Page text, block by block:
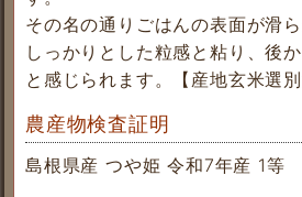
その名の通りごはんの表面が滑
しっかりとした粒感と粘り、後
と感じられます。【産地玄米選別
農産物検査証明
島根県産 つや姫 令和7年産 1等